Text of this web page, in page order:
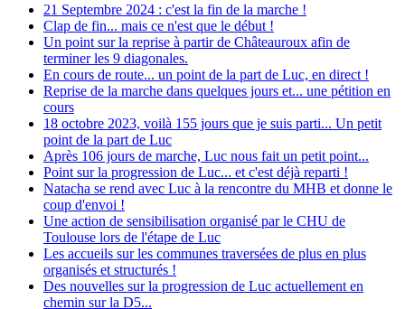
21 Septembre 2024 : c'est la fin de la marche !
Clap de fin... mais ce n'est que le début !
Un point sur la reprise à partir de Châteauroux afin de
terminer les 9 diagonales.
En cours de route... un point de la part de Luc, en direct !
Reprise de la marche dans quelques jours et... une pétition en
cours
18 octobre 2023, voilà 155 jours que je suis parti... Un petit
point de la part de Luc
Après 106 jours de marche, Luc nous fait un petit point...
Point sur la progression de Luc... et c'est déjà reparti !
Natacha se rend avec Luc à la rencontre du MHB et donne le
coup d'envoi !
Une action de sensibilisation organisé par le CHU de
Toulouse lors de l'étape de Luc
Les accueils sur les communes traversées de plus en plus
organisés et structurés !
Des nouvelles sur la progression de Luc actuellement en
chemin sur la D5...